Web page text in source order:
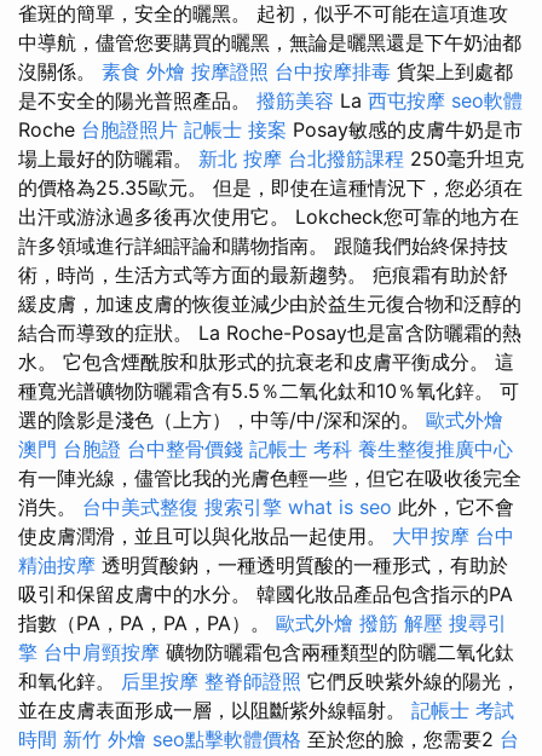
雀斑的簡單，安全的曬黑。 起初，似乎不可能在這項進攻
中導航，儘管您要購買的曬黑，無論是曬黑還是下午奶油都
沒關係。 素食 外燴 按摩證照 台中按摩排毒 貨架上到處都
是不安全的陽光普照產品。 撥筋美容 La 西屯按摩 seo軟體
Roche 台胞證照片 記帳士 接案 Posay敏感的皮膚牛奶是市
場上最好的防曬霜。 新北 按摩 台北撥筋課程 250毫升坦克
的價格為25.35歐元。 但是，即使在這種情況下，您必須在
出汗或游泳過多後再次使用它。 Lokcheck您可靠的地方在
許多領域進行詳細評論和購物指南。 跟隨我們始終保持技
術，時尚，生活方式等方面的最新趨勢。 疤痕霜有助於舒
緩皮膚，加速皮膚的恢復並減少由於益生元復合物和泛醇的
結合而導致的症狀。 La Roche-Posay也是富含防曬霜的熱
水。 它包含煙酰胺和肽形式的抗衰老和皮膚平衡成分。 這
種寬光譜礦物防曬霜含有5.5％二氧化鈦和10％氧化鋅。 可
選的陰影是淺色（上方），中等/中/深和深的。 歐式外燴
澳門 台胞證 台中整骨價錢 記帳士 考科 養生整復推廣中心
有一陣光線，儘管比我的光膚色輕一些，但它在吸收後完全
消失。 台中美式整復 搜索引擎 what is seo 此外，它不會
使皮膚潤滑，並且可以與化妝品一起使用。 大甲按摩 台中
精油按摩 透明質酸鈉，一種透明質酸的一種形式，有助於
吸引和保留皮膚中的水分。 韓國化妝品產品包含指示的PA
指數（PA，PA，PA，PA）。 歐式外燴 撥筋 解壓 搜尋引
擎 台中肩頸按摩 礦物防曬霜包含兩種類型的防曬二氧化鈦
和氧化鋅。 后里按摩 整脊師證照 它們反映紫外線的陽光，
並在皮膚表面形成一層，以阻斷紫外線輻射。 記帳士 考試
時間 新竹 外燴 seo點擊軟體價格 至於您的臉，您需要2 台